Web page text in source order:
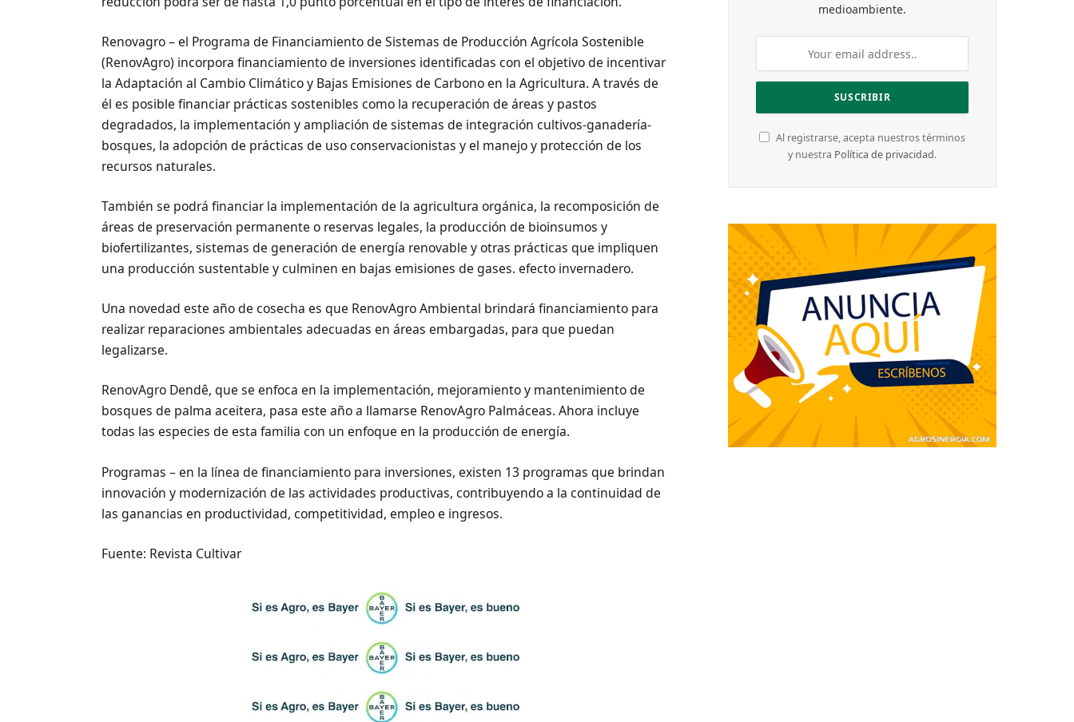
Renovagro – el Programa de Financiamiento de Sistemas de Producción Agrícola Sostenible
(RenovAgro) incorpora financiamiento de inversiones identificadas con el objetivo de incentivar
la Adaptación al Cambio Climático y Bajas Emisiones de Carbono en la Agricultura. A través de
él es posible financiar prácticas sostenibles como la recuperación de áreas y pastos
degradados, la implementación y ampliación de sistemas de integración cultivos-ganadería-
bosques, la adopción de prácticas de uso conservacionistas y el manejo y protección de los
recursos naturales.
También se podrá financiar la implementación de la agricultura orgánica, la recomposición de
áreas de preservación permanente o reservas legales, la producción de bioinsumos y
biofertilizantes, sistemas de generación de energía renovable y otras prácticas que impliquen
una producción sustentable y culminen en bajas emisiones de gases. efecto invernadero.
Una novedad este año de cosecha es que RenovAgro Ambiental brindará financiamiento para
realizar reparaciones ambientales adecuadas en áreas embargadas, para que puedan
legalizarse.
RenovAgro Dendê, que se enfoca en la implementación, mejoramiento y mantenimiento de
bosques de palma aceitera, pasa este año a llamarse RenovAgro Palmáceas. Ahora incluye
todas las especies de esta familia con un enfoque en la producción de energía.
Programas – en la línea de financiamiento para inversiones, existen 13 programas que brindan
innovación y modernización de las actividades productivas, contribuyendo a la continuidad de
las ganancias en productividad, competitividad, empleo e ingresos.
Fuente: Revista Cultivar
medioambiente.
Al registrarse, acepta nuestros términos
y nuestra Política de privacidad.